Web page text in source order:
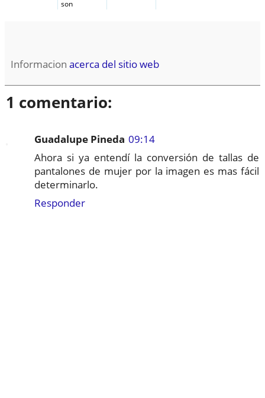
son
Informacion acerca del sitio web
1 comentario:
Guadalupe Pineda 09:14
Ahora si ya entendí la conversión de tallas de
pantalones de mujer por la imagen es mas fácil
determinarlo.
Responder